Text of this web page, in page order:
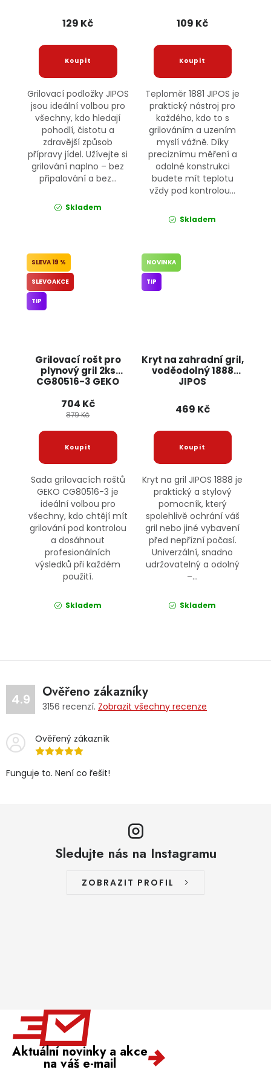
129 Kč
Grilovací podložky JIPOS
jsou ideální volbou pro
všechny, kdo hledají
pohodlí, čistotu a
zdravější způsob
přípravy jídel. Užívejte si
grilování naplno – bez
připalování a bez...
Skladem
109 Kč
Teploměr 1881 JIPOS je
praktický nástroj pro
každého, kdo to s
grilováním a uzením
myslí vážně. Díky
preciznímu měření a
odolné konstrukci
budete mít teplotu
vždy pod kontrolou...
Skladem
Grilovací rošt pro
plynový gril 2ks
CG80516-3 GEKO
19 %
SLEVOAKCE
TIP
704 Kč
879 Kč
Sada grilovacích roštů
GEKO CG80516-3 je
ideální volbou pro
všechny, kdo chtějí mít
grilování pod kontrolou
a dosáhnout
profesionálních
výsledků při každém
použití.
Skladem
Kryt na zahradní gril,
voděodolný 1888
JIPOS
NOVINKA
TIP
469 Kč
Kryt na gril JIPOS 1888 je
praktický a stylový
pomocník, který
spolehlivě ochrání váš
gril nebo jiné vybavení
před nepřízní počasí.
Univerzální, snadno
udržovatelný a odolný
–...
Skladem
4.9 Ověřeno zákazníky
3156 recenzí. Zobrazit všechny recenze
Ověřený zákazník
Funguje to. Není co řešit!
Sledujte nás na Instagramu
ZOBRAZIT PROFIL
Aktuální novinky a akce
na váš e-mail